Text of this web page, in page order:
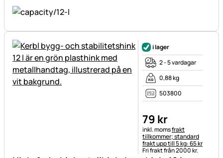
i lager
2 - 5 vardagar
0,88 kg
503800
79 kr
Skatteinformation:
inkl. momsfrakt
tillkommer; standard
frakt upp till 5 kg: 65 kr
Fri frakt från 2000 kr.